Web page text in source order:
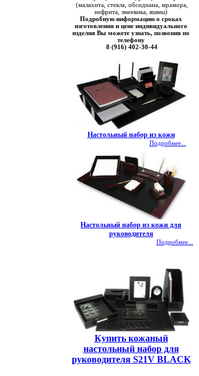
(малахита, стекла, обсидиана, мрамора,
нефрита, змеевика, яшмы)
Подробную информацию о сроках
изготовления и цене индивидуального
изделия Вы можете узнать, позвонив по
телефону
8 (916) 402-30-44
Настольный набор из кожи
Подробнее...
Настольный набор из кожи для
руководителя
Подробнее...
Купить кожаный
настольный набор для
руководителя S21V BLACK